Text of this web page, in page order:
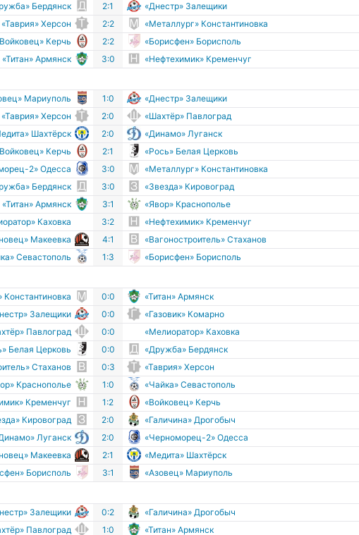
Бердянск 2:1 «Днестр» Залещики
«Таврия» Херсон 2:2 «Металлург» Константиновка
Керчь 2:2 «Борисфен» Борисполь
«Титан» Армянск 3:0 «Нефтехимик» Кременчуг
Мариуполь 1:0 «Днестр» Залещики
«Таврия» Херсон 2:0 «Шахтёр» Павлоград
Шахтёрск 2:0 «Динамо» Луганск
Керчь 2:1 «Рось» Белая Церковь
2» Одесса 3:0 «Металлург» Константиновка
Бердянск 3:0 «Звезда» Кировоград
«Титан» Армянск 3:1 «Явор» Краснополье
Каховка 3:2 «Нефтехимик» Кременчуг
Макеевка 4:1 «Вагоностроитель» Стаханов
Севастополь 1:3 «Борисфен» Борисполь
Константиновка 0:0 «Титан» Армянск
Залещики 0:0 «Газовик» Комарно
Павлоград 0:0 «Мелиоратор» Каховка
Белая Церковь 0:0 «Дружба» Бердянск
Стаханов 0:3 «Таврия» Херсон
Краснополье 1:0 «Чайка» Севастополь
Кременчуг 1:2 «Войковец» Керчь
Кировоград 2:0 «Галичина» Дрогобыч
Луганск 2:0 «Черноморец-2» Одесса
Макеевка 2:1 «Медита» Шахтёрск
Борисполь 3:1 «Азовец» Мариуполь
Залещики 0:2 «Галичина» Дрогобыч
Павлоград 1:0 «Титан» Армянск